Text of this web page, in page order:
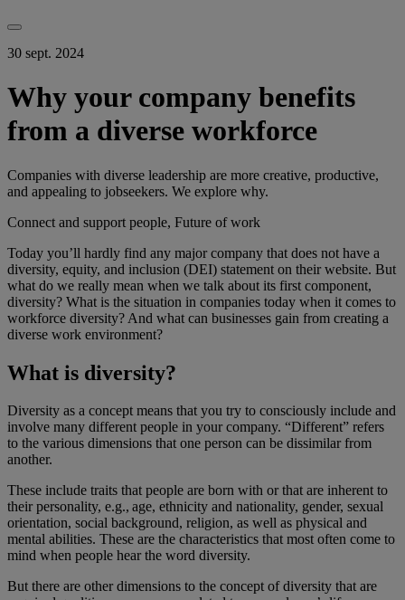
30 sept. 2024
Why your company benefits
from a diverse workforce
Companies with diverse leadership are more creative, productive,
and appealing to jobseekers. We explore why.
Connect and support people, Future of work
Today you’ll hardly find any major company that does not have a
diversity, equity, and inclusion (DEI) statement on their website. But
what do we really mean when we talk about its first component,
diversity? What is the situation in companies today when it comes to
workforce diversity? And what can businesses gain from creating a
diverse work environment?
What is diversity?
Diversity as a concept means that you try to consciously include and
involve many different people in your company. “Different” refers
to the various dimensions that one person can be dissimilar from
another.
These include traits that people are born with or that are inherent to
their personality, e.g., age, ethnicity and nationality, gender, sexual
orientation, social background, religion, as well as physical and
mental abilities. These are the characteristics that most often come to
mind when people hear the word diversity.
But there are other dimensions to the concept of diversity that are